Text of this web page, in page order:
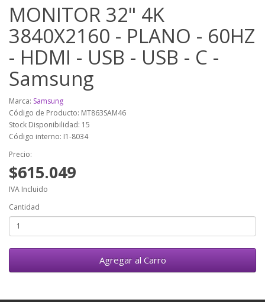
MONITOR 32" 4K
3840X2160 - PLANO - 60HZ
- HDMI - USB - USB - C -
Samsung
Marca: Samsung
Código de Producto: MT863SAM46
Stock Disponibilidad: 15
Código interno: I1-8034
Precio:
$615.049
IVA Incluido
Cantidad
Agregar al Carro